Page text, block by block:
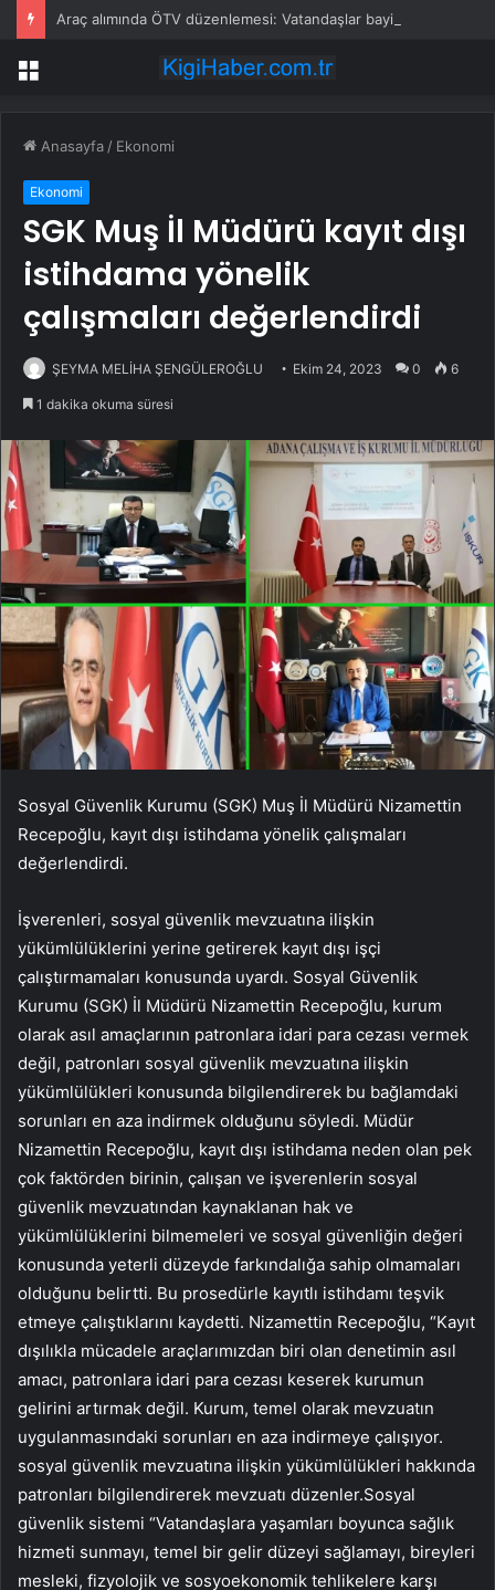
Menü
Anasayfa / Ekonomi
Ekonomi
SGK Muş İl Müdürü kayıt dışı
istihdama yönelik
çalışmaları değerlendirdi
ŞEYMA MELİHA ŞENGÜLEROĞLU Ekim 24, 2023 0 6
1 dakika okuma süresi
Sosyal Güvenlik Kurumu (SGK) Muş İl Müdürü Nizamettin
Recepoğlu, kayıt dışı istihdama yönelik çalışmaları
değerlendirdi.
İşverenleri, sosyal güvenlik mevzuatına ilişkin
yükümlülüklerini yerine getirerek kayıt dışı işçi
çalıştırmamaları konusunda uyardı. Sosyal Güvenlik
Kurumu (SGK) İl Müdürü Nizamettin Recepoğlu, kurum
olarak asıl amaçlarının patronlara idari para cezası vermek
değil, patronları sosyal güvenlik mevzuatına ilişkin
yükümlülükleri konusunda bilgilendirerek bu bağlamdaki
sorunları en aza indirmek olduğunu söyledi. Müdür
Nizamettin Recepoğlu, kayıt dışı istihdama neden olan pek
çok faktörden birinin, çalışan ve işverenlerin sosyal
güvenlik mevzuatından kaynaklanan hak ve
yükümlülüklerini bilmemeleri ve sosyal güvenliğin değeri
konusunda yeterli düzeyde farkındalığa sahip olmamaları
olduğunu belirtti. Bu prosedürle kayıtlı istihdamı teşvik
etmeye çalıştıklarını kaydetti. Nizamettin Recepoğlu, “Kayıt
dışılıkla mücadele araçlarımızdan biri olan denetimin asıl
amacı, patronlara idari para cezası keserek kurumun
gelirini artırmak değil. Kurum, temel olarak mevzuatın
uygulanmasındaki sorunları en aza indirmeye çalışıyor.
sosyal güvenlik mevzuatına ilişkin yükümlülükleri hakkında
patronları bilgilendirerek mevzuatı düzenler.Sosyal
güvenlik sistemi “Vatandaşlara yaşamları boyunca sağlık
hizmeti sunmayı, temel bir gelir düzeyi sağlamayı, bireyleri
mesleki, fizyolojik ve sosyoekonomik tehlikelere karşı